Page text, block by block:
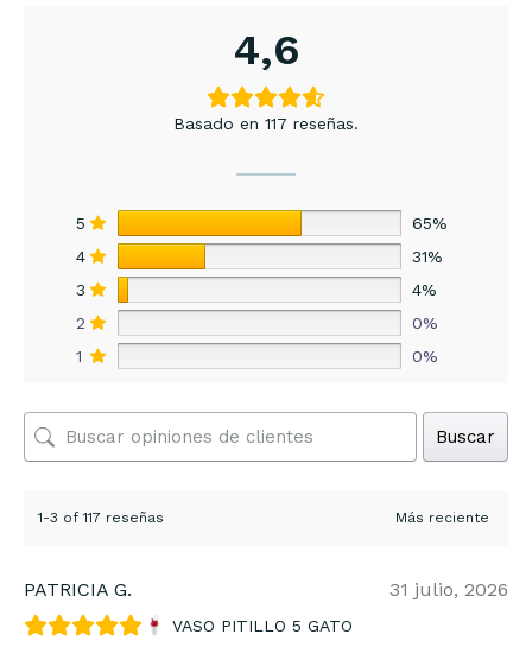
4,6
Basado en 117 reseñas.
5
65%
4
31%
3
4%
2
0%
1
0%
Buscar
1-3 of 117 reseñas
PATRICIA G. 31 julio, 2026
VASO PITILLO 5 GATO